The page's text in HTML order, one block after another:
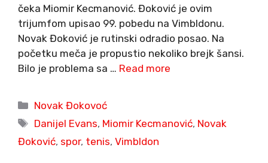
čeka Miomir Kecmanović. Đoković je ovim
trijumfom upisao 99. pobedu na Vimbldonu.
Novak Đoković je rutinski odradio posao. Na
početku meča je propustio nekoliko brejk šansi.
Bilo je problema sa … Read more
Categories
Novak Đokovoć
Tags
Danijel Evans, Miomir Kecmanović, Novak
Đoković, spor, tenis, Vimbldon